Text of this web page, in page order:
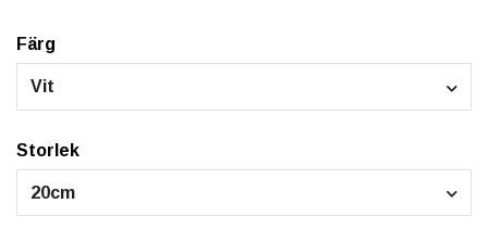
Färg
Vit
Storlek
20cm